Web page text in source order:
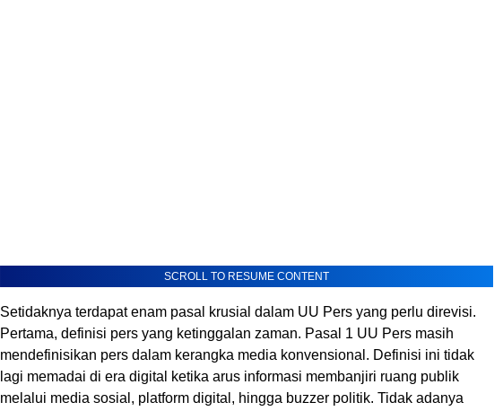
SCROLL TO RESUME CONTENT
Setidaknya terdapat enam pasal krusial dalam UU Pers yang perlu direvisi.
Pertama, definisi pers yang ketinggalan zaman. Pasal 1 UU Pers masih
mendefinisikan pers dalam kerangka media konvensional. Definisi ini tidak
lagi memadai di era digital ketika arus informasi membanjiri ruang publik
melalui media sosial, platform digital, hingga buzzer politik. Tidak adanya